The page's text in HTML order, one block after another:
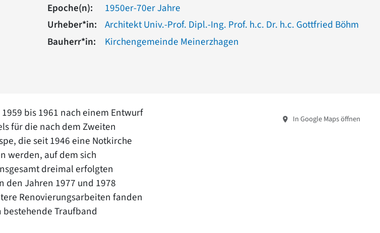
Epoche(n):
1950er-70er Jahre
Urheber*in:
Architekt Univ.-Prof. Dipl.-Ing. Prof. h.c. Dr. h.c. Gottfried Böhm
Bauherr*in:
Kirchengemeinde Meinerzhagen
bis 1961 nach einem Entwurf
für die nach dem Zweiten
die seit 1946 eine Notkirche
werden, auf dem sich
dreimal erfolgten
den Jahren 1977 und 1978
Renovierungsarbeiten fanden
Traufband
In Google Maps öffnen